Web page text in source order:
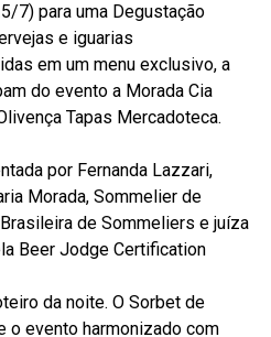
7) para uma Degustação
e iguarias
em um menu exclusivo, a
do evento a Morada Cia
Tapas Mercadoteca.
por Fernanda Lazzari,
Morada, Sommelier de
de Sommeliers e juíza
Beer Jodge Certification
da noite. O Sorbet de
o evento harmonizado com